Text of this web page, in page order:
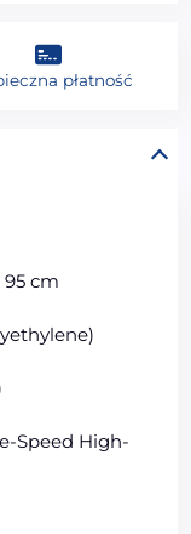
cm
Speed High-
płatność